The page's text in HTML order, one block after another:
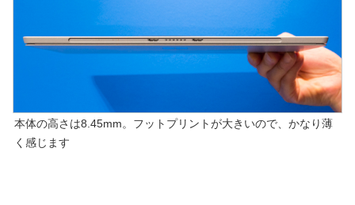
本体の高さは8.45mm。フットプリントが大きいので、かなり薄
く感じます